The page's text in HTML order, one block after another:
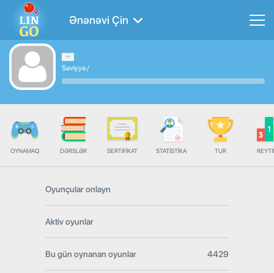
Ənənəvi Çin
Səviyyə/
OYNAMAQ DƏRSLƏR SERTIFIKAT STATISTIKA TUR
Oyunçular onlayn
Aktiv oyunlar
Bu gün oynanan oyunlar 4429